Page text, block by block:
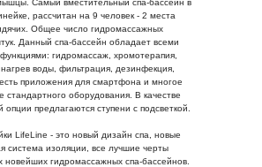
Самый вместительный спа-бассейн в
рассчитан на 9 человек - 2 места
Общее число гидромассажных
Данный спа-бассейн обладает всеми
гидромассаж, хромотерапия,
воды, фильтрация, дезинфекция,
приложения для смартфона и многое
стандартного оборудования. В качестве
опции предлагаются ступени с подсветкой.
LifeLine - это новый дизайн спа, новые
система изоляции, все лучшие черты
новейших гидромассажных спа-бассейнов.